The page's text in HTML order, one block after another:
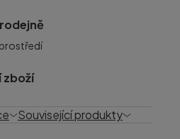
zboží
Související produkty